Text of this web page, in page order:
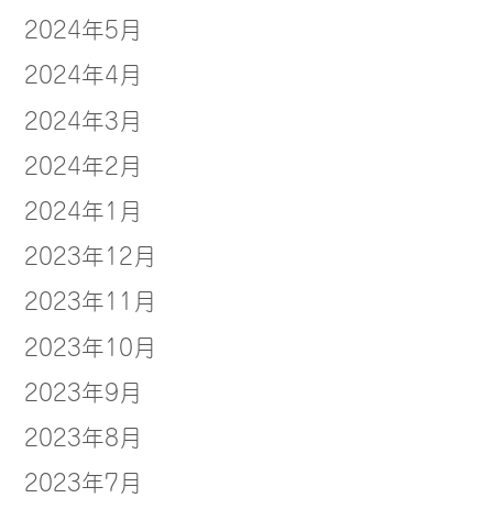
2024年5月
2024年4月
2024年3月
2024年2月
2024年1月
2023年12月
2023年11月
2023年10月
2023年9月
2023年8月
2023年7月